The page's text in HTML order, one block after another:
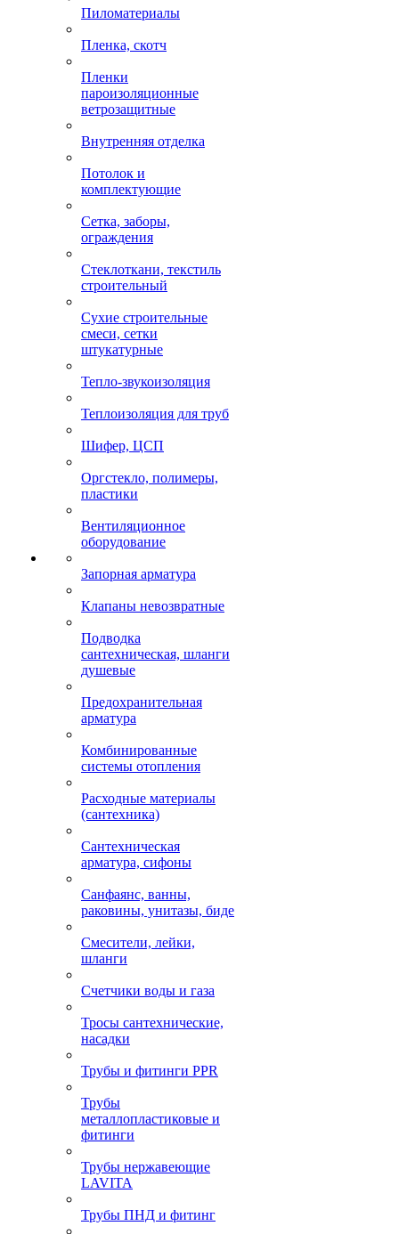
Пиломатериалы
Пленка, скотч
Пленки
пароизоляционные
ветрозащитные
Внутренняя отделка
Потолок и
комплектующие
Сетка, заборы,
ограждения
Стеклоткани, текстиль
строительный
Сухие строительные
смеси, сетки
штукатурные
Тепло-звукоизоляция
Теплоизоляция для труб
Шифер, ЦСП
Оргстекло, полимеры,
пластики
Вентиляционное
оборудование
Запорная арматура
Клапаны невозвратные
Подводка
сантехническая, шланги
душевые
Предохранительная
арматура
Комбинированные
системы отопления
Расходные материалы
(сантехника)
Сантехническая
арматура, сифоны
Санфаянс, ванны,
раковины, унитазы, биде
Смесители, лейки,
шланги
Счетчики воды и газа
Тросы сантехнические,
насадки
Трубы и фитинги PPR
Трубы
металлопластиковые и
фитинги
Трубы нержавеющие
LAVITA
Трубы ПНД и фитинг